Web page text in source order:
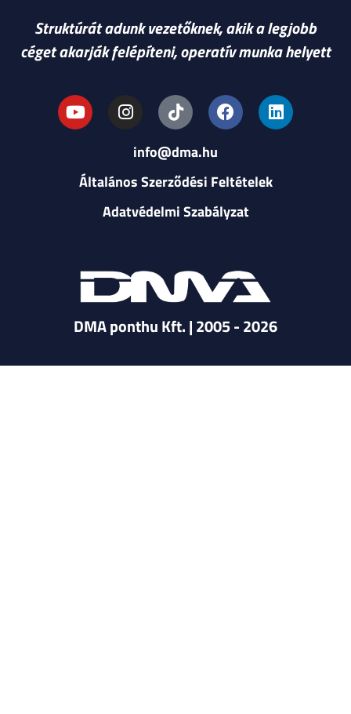
Struktúrát adunk vezetőknek, akik a legjobb
céget akarják felépíteni, operatív munka helyett
info@dma.hu
Általános Szerződési Feltételek
Adatvédelmi Szabályzat
DMA ponthu Kft. | 2005 - 2026